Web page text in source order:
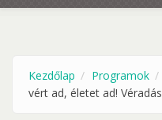
Kezdőlap Programok
vért ad, életet ad!